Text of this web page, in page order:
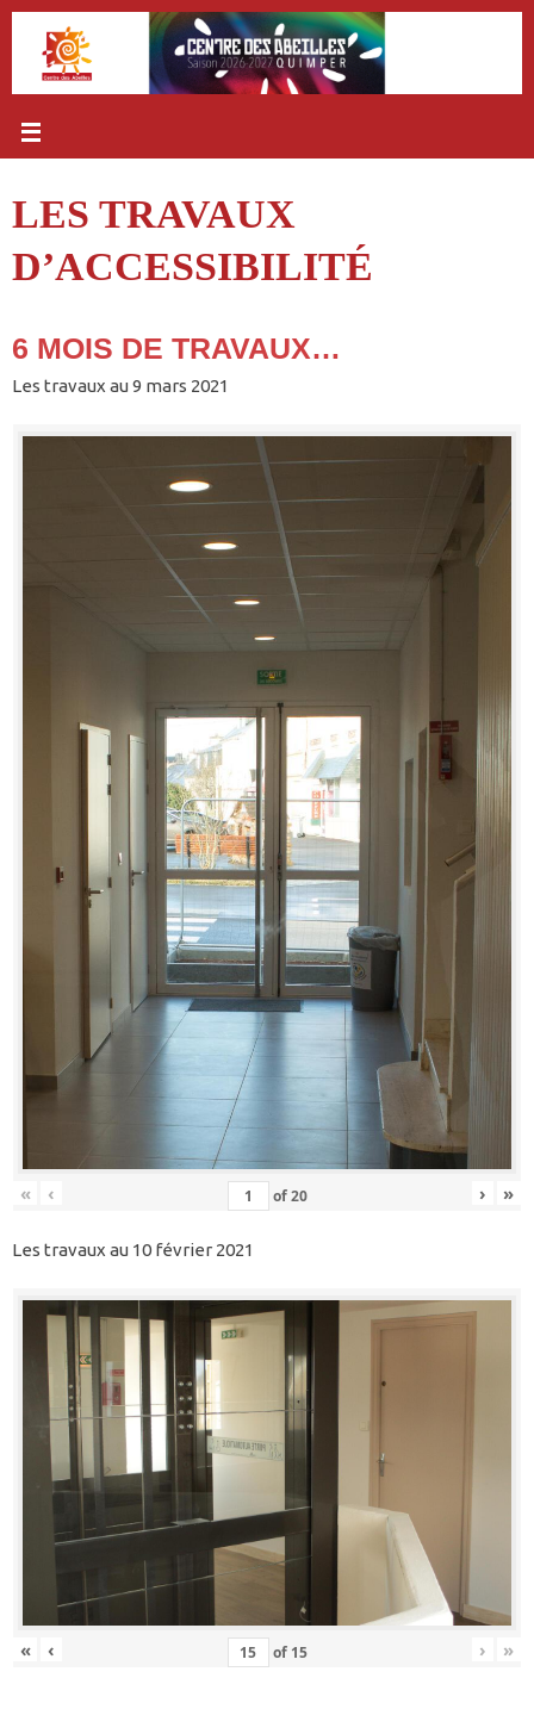
Passer
contenu
LES TRAVAUX
D’ACCESSIBILITÉ
6 MOIS DE TRAVAUX…
Les travaux au 9 mars 2021
« ‹ of20 › »
Les travaux au 10 février 2021
« ‹ of 15 › »